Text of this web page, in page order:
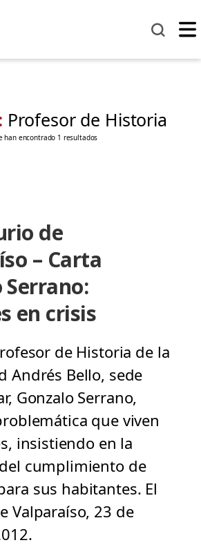
Profesor de Historia
han encontrado 1 resultados
de
– Carta
Serrano:
en crisis
de Historia de la
Andrés Bello, sede
Gonzalo Serrano,
que viven
insistiendo en la
cumplimiento de
sus habitantes. El
Valparaíso, 23 de